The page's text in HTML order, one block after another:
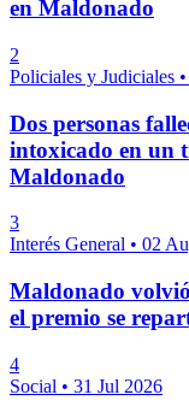
en Maldonado
2
Policiales y Judiciales •
Dos personas
intoxicado en un
Maldonado
3
Interés General • 02
Maldonado
el premio se
4
Social • 31 Jul 2026